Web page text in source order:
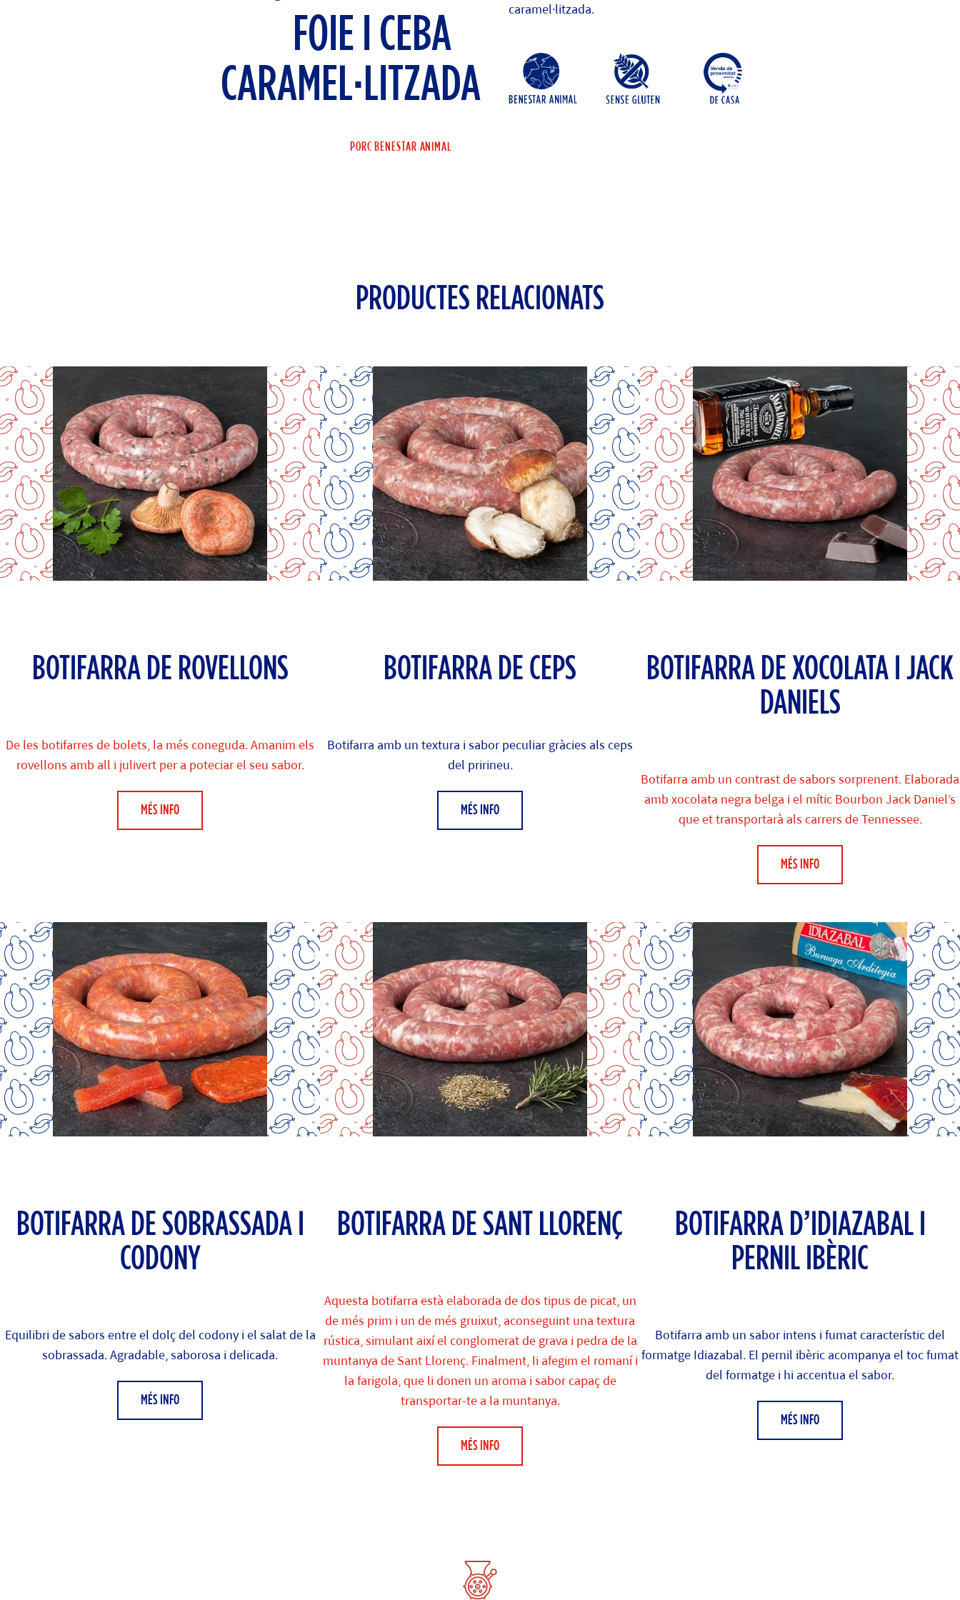
FOIE I CEBA
CARAMEL·LITZADA
PORC BENESTAR ANIMAL
caramel·litzada.
PRODUCTES RELACIONATS
BOTIFARRA DE ROVELLONS
De les botifarres de bolets, la més coneguda. Amanim els
rovellons amb all i julivert per a poteciar el seu sabor.
MÉS INFO
BOTIFARRA DE CEPS
Botifarra amb un textura i sabor peculiar gràcies als ceps
del pririneu.
MÉS INFO
BOTIFARRA DE XOCOLATA I JACK
DANIELS
Botifarra amb un contrast de sabors sorprenent. Elaborada
amb xocolata negra belga i el mític Bourbon Jack Daniel’s
que et transportarà als carrers de Tennessee.
MÉS INFO
BOTIFARRA DE SOBRASSADA I
CODONY
Equilibri de sabors entre el dolç del codony i el salat de la
sobrassada. Agradable, saborosa i delicada.
MÉS INFO
BOTIFARRA DE SANT LLORENÇ
Aquesta botifarra està elaborada de dos tipus de picat, un
de més prim i un de més gruixut, aconseguint una textura
rústica, simulant així el conglomerat de grava i pedra de la
muntanya de Sant Llorenç. Finalment, li afegim el romaní i
la farigola, que li donen un aroma i sabor capaç de
transportar-te a la muntanya.
MÉS INFO
BOTIFARRA D’IDIAZABAL I
PERNIL IBÈRIC
Botifarra amb un sabor intens i fumat característic del
formatge Idiazabal. El pernil ibèric acompanya el toc fumat
del formatge i hi accentua el sabor.
MÉS INFO